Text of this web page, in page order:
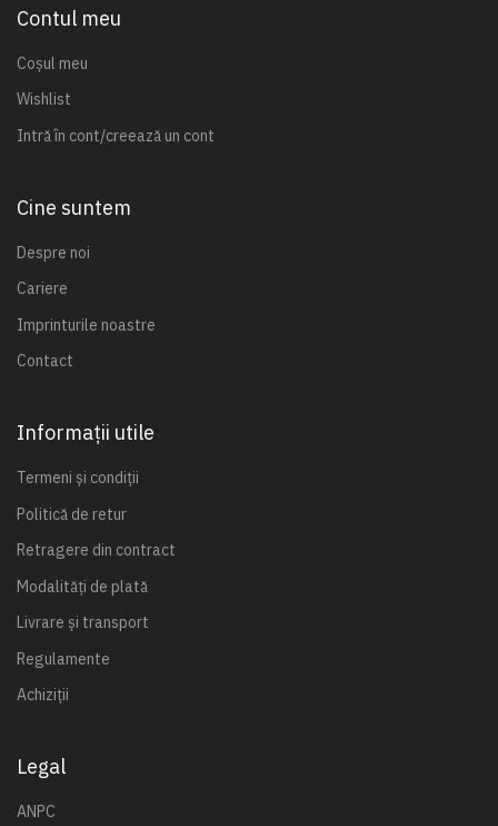
Contul meu
Coșul meu
Wishlist
Intră în cont/creează un cont
Cine suntem
Despre noi
Cariere
Imprinturile noastre
Contact
Informații utile
Termeni și condiții
Politică de retur
Retragere din contract
Modalități de plată
Livrare și transport
Regulamente
Achiziții
Legal
ANPC